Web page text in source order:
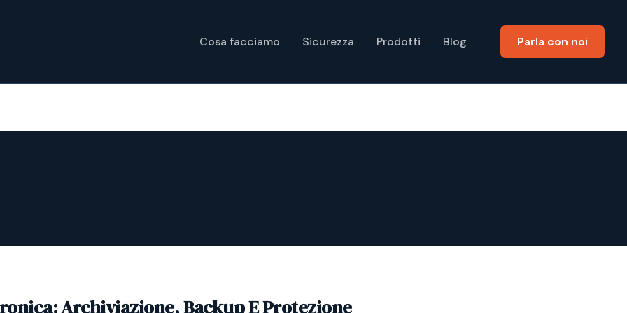
Cosa facciamo Sicurezza Prodotti Blog Parla con noi
Archiviazione, Backup E Protezione